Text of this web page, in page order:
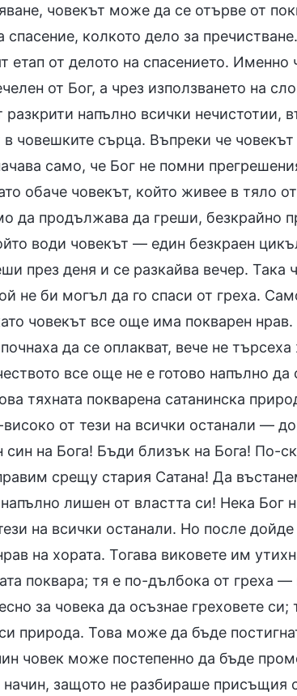
човекът може да се отърве от
спасение, колкото дело за
етап от делото на спасението. Именно
от Бог, а чрез използването на
напълно всички нечистотии,
човешките сърца. Въпреки че човекът
само, че Бог не помни
обаче човекът, който живее в тяло
да продължава да греши, безкрайно
води човекът — един безкраен
през деня и се разкайва вечер. Така
не би могъл да го спаси от греха.
човекът все още има покварен
да се оплакват, вече не
все още не е готово напълно да
тяхната покварена сатанинска
от тези на всички останали —
на Бога! Бъди близък на Бога! По-
срещу стария Сатана! Да
лишен от властта си! Нека Бог
на всички останали. Но после
на хората. Тогава виковете им
поквара; тя е по-дълбока от греха —
за човека да осъзнае греховете си;
природа. Това може да бъде
човек може постепенно да бъде
защото не разбираше присъщия